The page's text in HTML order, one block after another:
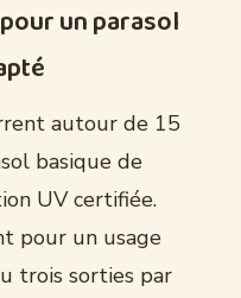
un parasol
autour de 15
basique de
UV certifiée.
pour un usage
trois sorties par